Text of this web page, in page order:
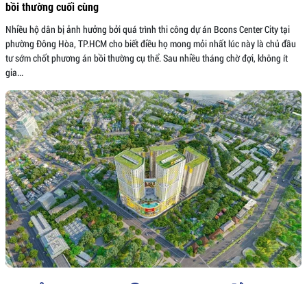
bồi thường cuối cùng
Nhiều hộ dân bị ảnh hưởng bởi quá trình thi công dự án Bcons Center City tại
phường Đông Hòa, TP.HCM cho biết điều họ mong mỏi nhất lúc này là chủ đầu
tư sớm chốt phương án bồi thường cụ thể. Sau nhiều tháng chờ đợi, không ít
gia...